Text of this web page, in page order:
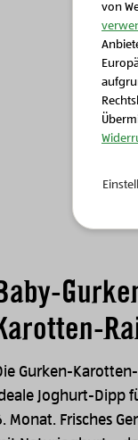
essen
Gurken-
Joghurt-Dipp
Monat. Frisches
von